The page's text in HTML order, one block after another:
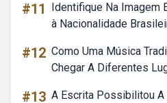
#11
Identifique Na Imagem
à Nacionalidade
#12 Como Uma Música
Chegar A Diferentes
#13 A Escrita Possibilitou A